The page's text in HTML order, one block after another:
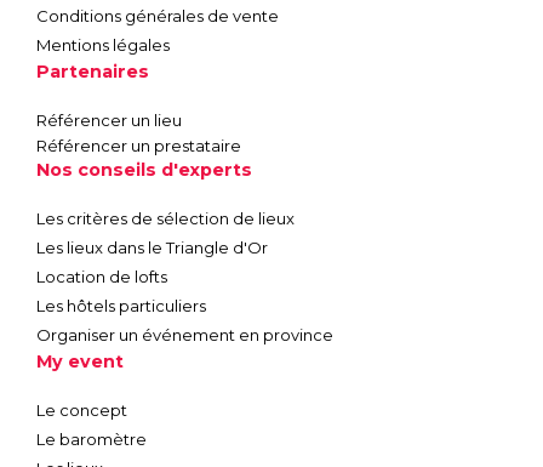
Conditions générales de vente
Mentions légales
Partenaires
Référencer un lieu
Référencer un prestataire
Nos conseils d'experts
Les critères de sélection de lieux
Les lieux dans le Triangle d'Or
Location de lofts
Les hôtels particuliers
Organiser un événement en province
My event
Le concept
Le baromètre